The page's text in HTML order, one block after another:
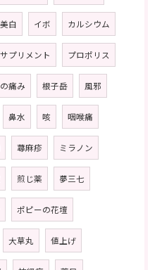
美白 イボ カルシウム
サプリメント プロポリス
痛み 根子岳 風邪
鼻水 咳 咽喉痛
蕁麻疹 ミラノン
煎じ薬 夢三七
ポピーの花壇
大草丸 値上げ